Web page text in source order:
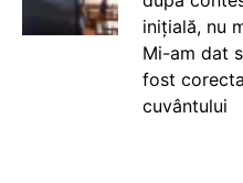
inițială, nu
Mi-am dat
fost
cuvântului